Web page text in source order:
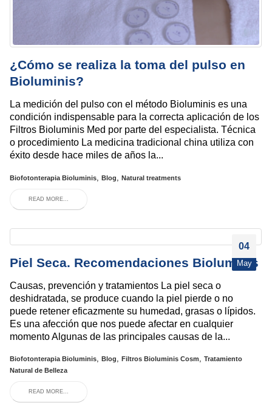
¿Cómo se realiza la toma del pulso en
Bioluminis?
La medición del pulso con el método Bioluminis es una
condición indispensable para la correcta aplicación de los
Filtros Bioluminis Med por parte del especialista. Técnica
o procedimiento La medicina tradicional china utiliza con
éxito desde hace miles de años la...
Biofotonterapia Bioluminis, Blog, Natural treatments
READ MORE...
04
May
Piel Seca. Recomendaciones Bioluminis
Causas, prevención y tratamientos La piel seca o
deshidratada, se produce cuando la piel pierde o no
puede retener eficazmente su humedad, grasas o lípidos.
Es una afección que nos puede afectar en cualquier
momento Algunas de las principales causas de la...
Biofotonterapia Bioluminis, Blog, Filtros Bioluminis Cosm, Tratamiento
Natural de Belleza
READ MORE...